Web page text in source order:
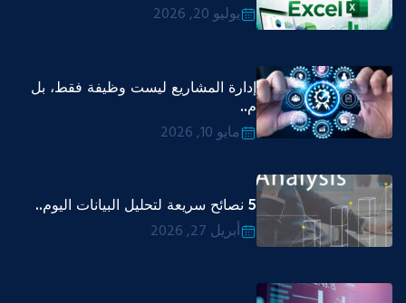
يوليو 20, 2026
إدارة المشاريع ليست وظيفة فقط، بل
م..
مايو 10, 2026
5 نصائح سريعة لتحليل البيانات اليوم..
أبريل 27, 2026